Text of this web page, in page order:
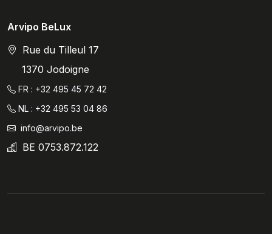
Arvipo BeLux
Rue du Tilleul 17
1370 Jodoigne
FR : +32 495 45 72 42
NL : +32 495 53 04 86
info@arvipo.be
BE 0753.872.122